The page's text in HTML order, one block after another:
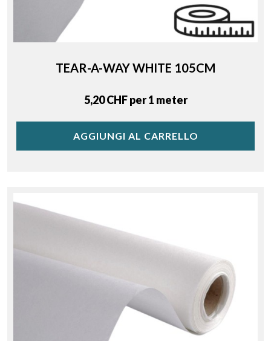
TEAR-A-WAY WHITE 105CM
Price
5,20 CHF per 1 meter
AGGIUNGI AL CARRELLO